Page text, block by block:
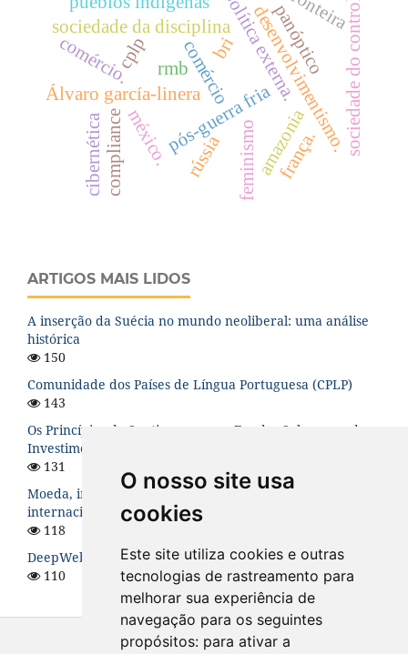
O nosso site usa
cookies
Este site utiliza cookies e outras
tecnologias de rastreamento para
melhorar sua experiência de
navegação para os seguintes
propósitos: para ativar a
cplp
sociedade da disciplina
rmbcomérciopolítica externa.
pós-guerra fria
rússia
desenvolvimentismo.
Álvaro garcía-linera sociedade do controle
bri panóptico
méxico. feminismo
compliance amazonia
frança.
cibernética
comércio.
ARTIGOS MAIS LIDOS
A inserção da Suécia no mundo neoliberal: uma análise
histórica
150
Comunidade dos Países de Língua Portuguesa (CPLP)
143
Os Princípios de Santiago para os Fundos Soberanos de
Investimento: uma análise teórica
131
Moeda, instabilidade financeira e hierarquia no sistema
internacional
118
DeepWeb: O Lado Sombrio da Internet
110